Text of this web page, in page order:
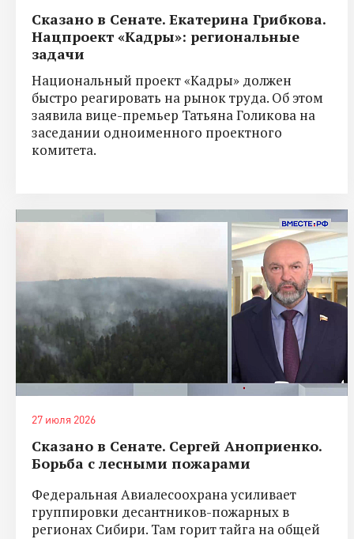
Сказано в Сенате. Екатерина Грибкова.
Нацпроект «Кадры»: региональные
задачи
Национальный проект «Кадры» должен
быстро реагировать на рынок труда. Об этом
заявила вице-премьер Татьяна Голикова на
заседании одноименного проектного
комитета.
27 июля 2026
Сказано в Сенате. Сергей Аноприенко.
Борьба с лесными пожарами
Федеральная Авиалесоохрана усиливает
группировки десантников-пожарных в
регионах Сибири. Там горит тайга на общей